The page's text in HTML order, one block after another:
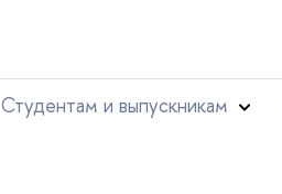
Студентам и выпускникам